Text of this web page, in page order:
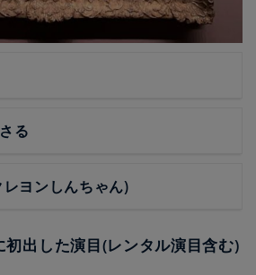
る
ヨンしんちゃん)
出した演目(レンタル演目含む)